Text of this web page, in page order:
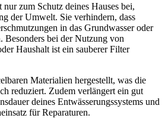
zum Schutz deines Hauses bei,
der Umwelt. Sie verhindern, dass
in das Grundwasser oder
Besonders bei der Nutzung von
Haushalt ist ein sauberer Filter
Materialien hergestellt, was die
reduziert. Zudem verlängert ein gut
deines Entwässerungssystems und
für Reparaturen.